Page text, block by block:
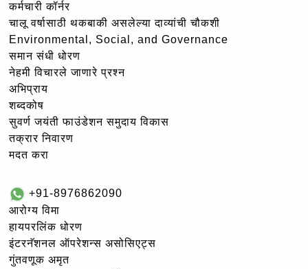
कर्मचारी कॉर्नर
चालू वर्षासाठी थकबाकी असलेल्या दाव्यांची चौकशी
Environmental, Social, and Governance
समान संधी धोरण
नेहमी विचारले जाणारे प्रश्न
अभिप्राय
शब्दकोष
सुवर्ण जयंती फाउंडेशन समुदाय विकास
तक्रार निवारण
मदत करा
+91-8976862090
आरोग्य विमा
हायपरलिंक धोरण
इंटरनॅशनल ऑपरेशन्स असोसिएट्स
गुंतवणूक अमृत